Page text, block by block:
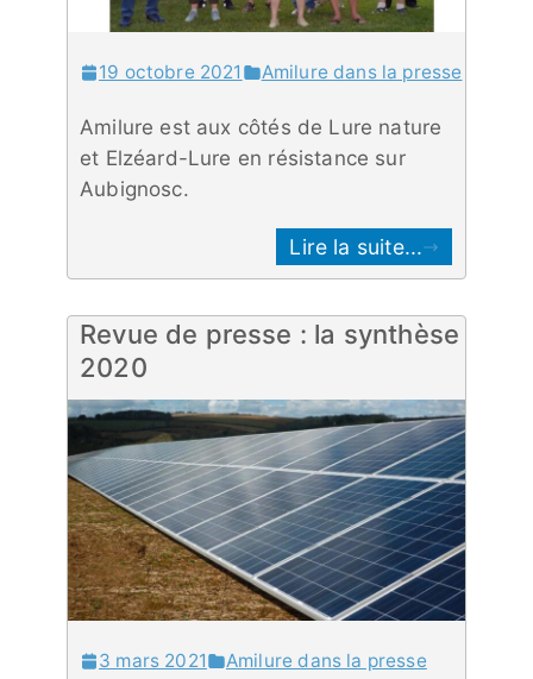
19 octobre 2021 Amilure dans la presse
Amilure est aux côtés de Lure nature
et Elzéard-Lure en résistance sur
Aubignosc.
Lire la suite...
Revue de presse : la synthèse
2020
3 mars 2021 Amilure dans la presse